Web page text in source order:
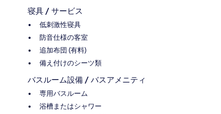
寝具 / サービス
低刺激性寝具
防音仕様の客室
追加布団 (有料)
備え付けのシーツ類
バスルーム設備 / バスアメニティ
専用バスルーム
浴槽またはシャワー